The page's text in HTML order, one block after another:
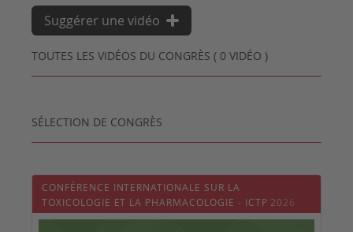
TOUTES LES VIDÉOS DU CONGRÈS ( 0 VIDÉO )
Suggérer une vidéo
SÉLECTION DE CONGRÈS
CONFÉRENCE INTERNATIONALE SUR LA
TOXICOLOGIE ET LA PHARMACOLOGIE - ICTP 2026